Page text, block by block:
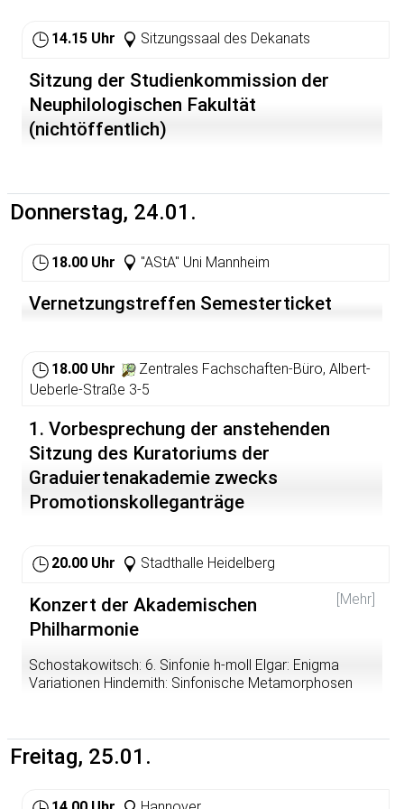
14.15 Uhr Sitzungssaal des Dekanats
Sitzung der Studienkommission der
Neuphilologischen Fakultät
(nichtöffentlich)
Donnerstag, 24.01.
18.00 Uhr "AStA" Uni Mannheim
Vernetzungstreffen Semesterticket
18.00 Uhr
Zentrales Fachschaften-Büro, Albert-
Ueberle-Straße 3-5
1. Vorbesprechung der anstehenden
Sitzung des Kuratoriums der
Graduiertenakademie zwecks
Promotionskolleganträge
20.00 Uhr Stadthalle Heidelberg
[Mehr]
Konzert der Akademischen
Philharmonie
Schostakowitsch: 6. Sinfonie h-moll Elgar: Enigma
Variationen Hindemith: Sinfonische Metamorphosen
Freitag, 25.01.